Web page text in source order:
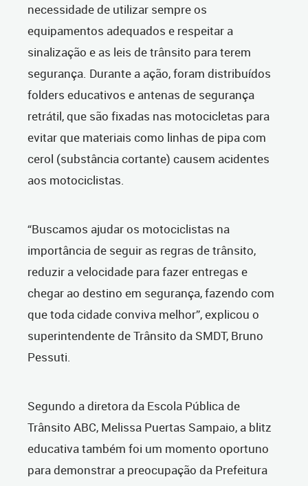
necessidade de utilizar sempre os
equipamentos adequados e respeitar a
sinalização e as leis de trânsito para terem
segurança. Durante a ação, foram distribuídos
folders educativos e antenas de segurança
retrátil, que são fixadas nas motocicletas para
evitar que materiais como linhas de pipa com
cerol (substância cortante) causem acidentes
aos motociclistas.
“Buscamos ajudar os motociclistas na
importância de seguir as regras de trânsito,
reduzir a velocidade para fazer entregas e
chegar ao destino em segurança, fazendo com
que toda cidade conviva melhor”, explicou o
superintendente de Trânsito da SMDT, Bruno
Pessuti.
Segundo a diretora da Escola Pública de
Trânsito ABC, Melissa Puertas Sampaio, a blitz
educativa também foi um momento oportuno
para demonstrar a preocupação da Prefeitura